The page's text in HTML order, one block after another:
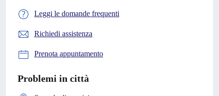
Leggi le domande frequenti
Richiedi assistenza
Prenota appuntamento
Problemi in città